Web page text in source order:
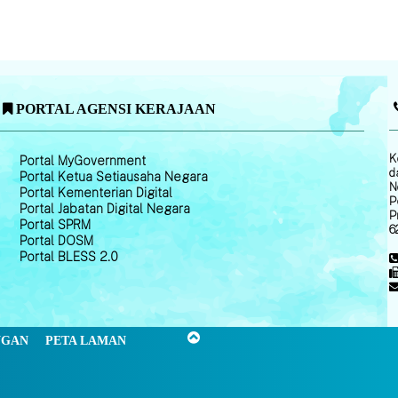
PORTAL AGENSI KERAJAAN
Portal MyGovernment
Portal Ketua Setiausaha Negara
Portal Kementerian Digital
Portal Jabatan Digital Negara
Portal SPRM
Portal DOSM
Portal BLESS 2.0
PETA LAMAN